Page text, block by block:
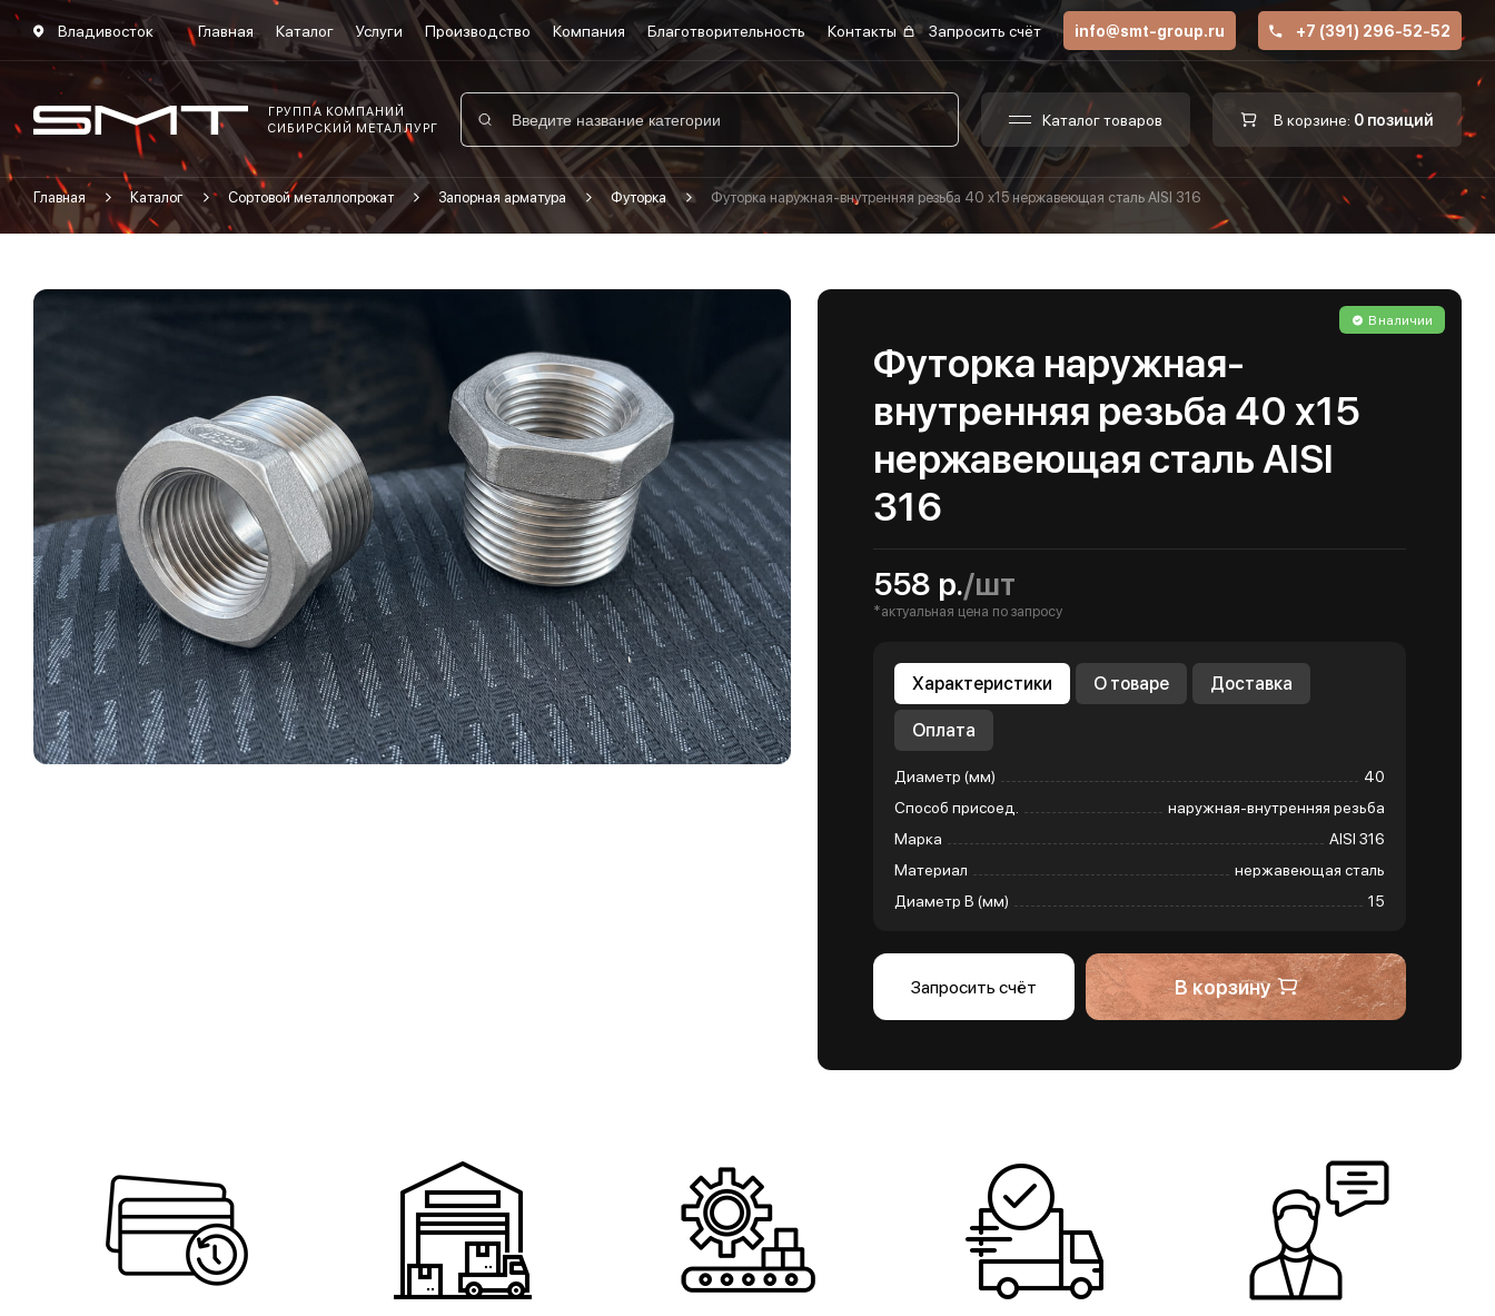
Владивосток Главная Каталог Услуги Производство Компания Благотворительность Контакты Запросить счёт info@smt-group.ru +7 (391) 296-52-52
ГРУППА КОМПАНИЙ
СИБИРСКИЙ МЕТАЛЛУРГ
Каталог товаров В корзине: 0 позиций
Главная Каталог Сортовой металлопрокат Запорная арматура Футорка Футорка наружная-внутренняя резьба 40 х15 нержавеющая сталь AISI 316
В наличии
Футорка наружная-
внутренняя резьба 40 х15
нержавеющая сталь AISI
316
558 р./шт
*актуальная цена по запросу
Характеристики О товаре Доставка
Оплата
Диаметр (мм)
40
Способ присоед.
наружная-внутренняя резьба
Марка
AISI 316
Материал
нержавеющая сталь
Диаметр B (мм)
15
Запросить счёт В корзину